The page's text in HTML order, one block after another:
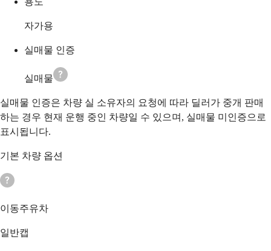
자가용
실매물 인증
실매물
실매물 인증은 차량 실 소유자의 요청에 따라 딜러가 중개 판매
하는 경우 현재 운행 중인 차량일 수 있으며, 실매물 미인증으로
표시됩니다.
기본 차량 옵션
이동주유차
일반캡